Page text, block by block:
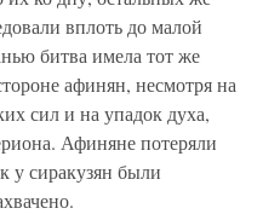
вплоть до малой
битва имела тот же
афинян, несмотря на
сил и на упадок духа,
Афиняне потеряли
у сиракузян были